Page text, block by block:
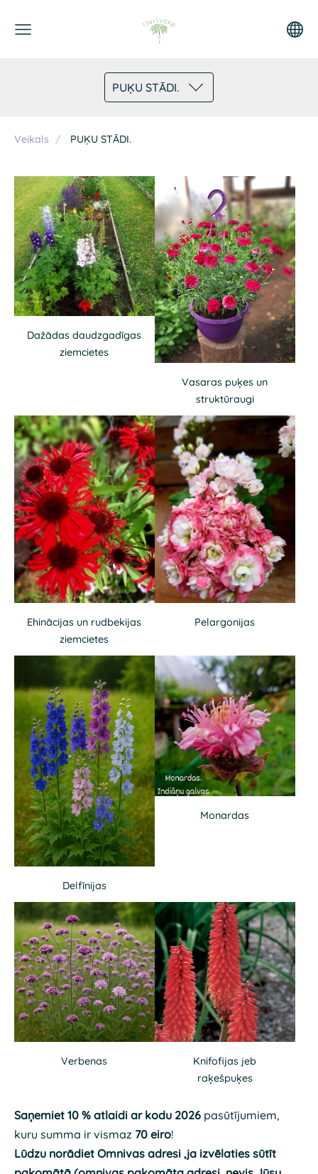
PUĶU STĀDI.
Saņemiet 10 % atlaidi ar kodu 2026 pasūtījumiem,
kuru summa ir vismaz 70 eiro!
Lūdzu norādiet Omnivas adresi ,ja izvēlaties sūtīt
Veikals PUĶU STĀDI.
Dažādas daudzgadīgas
ziemcietes
Vasaras puķes un
struktūraugi
Ehinācijas un rudbekijas
ziemcietes
Pelargonijas
Delfīnijas
Monardas
Verbenas
Knifofijas jeb
raķešpuķes